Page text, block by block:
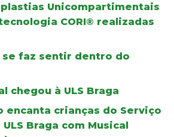
Unicompartimentais
CORI® realizadas
se faz sentir dentro do
chegou à ULS Braga
encanta crianças do Serviço
Braga com Musical